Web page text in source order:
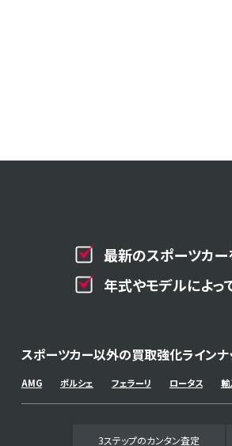
最新のスポーツカー
年式やモデルによっ
スポーツカー以外の買取強化ラインナ
AMG ポルシェ フェラーリ ロータス 輸
3ステップのカンタン査定